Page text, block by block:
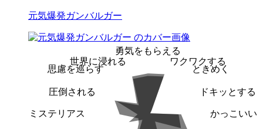
元気爆発ガンバルガー
勇気をもらえる
ワクワクする
ときめく
ドキッとする
かっこいい
ミステリアス
圧倒される
思慮を巡らす
世界に浸れる